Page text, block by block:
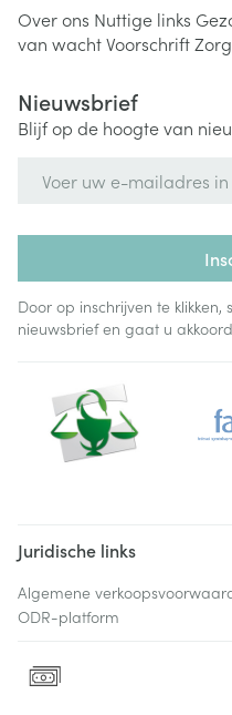
Over ons Nuttige links
van wachtVoorschrift
Nieuwsbrief
Blijf op de hoogte van
Door op inschrijven te
nieuwsbrief en gaat u
Juridische links
Algemene
ODR-platform